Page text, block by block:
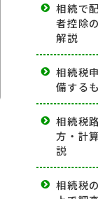
相続で
者控除
解説
相続税
備する
相続税
方・計
説
相続税